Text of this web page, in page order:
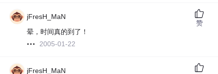
jFresH_MaN
晕，时间真的到了！
2005-01-22
赞
jFresH_MaN